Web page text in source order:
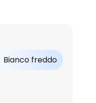
Bianco freddo